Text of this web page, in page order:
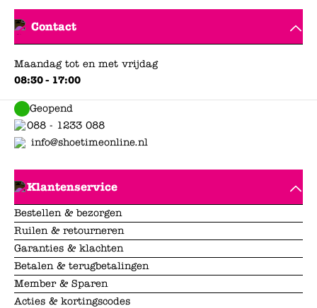
Contact
Maandag tot en met vrijdag
08:30 - 17:00
Geopend
088 - 1233 088
info@shoetimeonline.nl
Klantenservice
Bestellen & bezorgen
Ruilen & retourneren
Garanties & klachten
Betalen & terugbetalingen
Member & Sparen
Acties & kortingscodes